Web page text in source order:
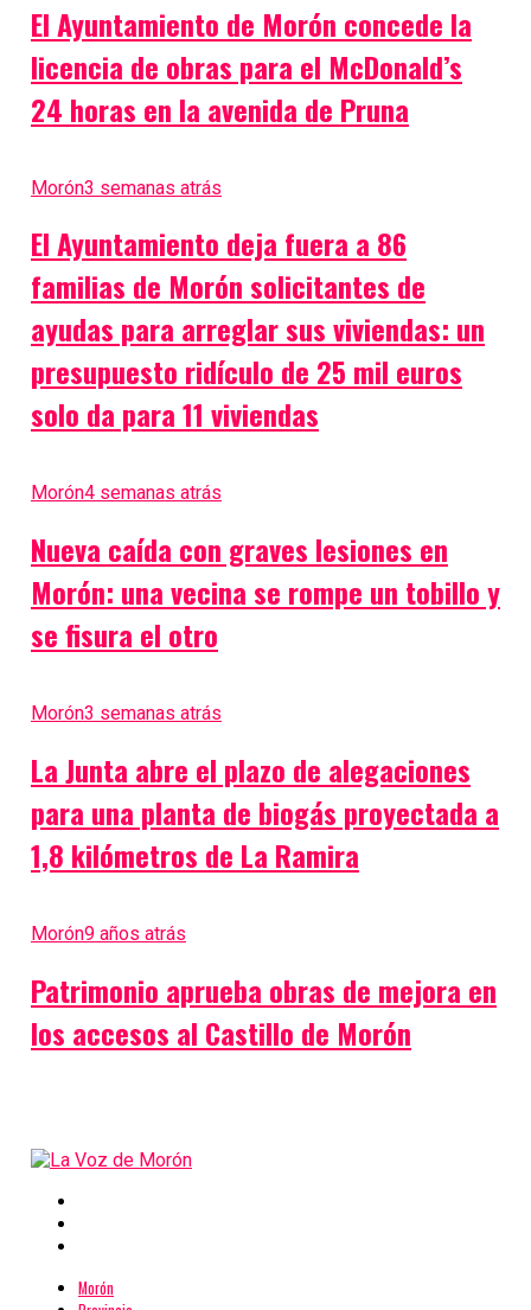
El Ayuntamiento de Morón concede la
licencia de obras para el McDonald’s
24 horas en la avenida de Pruna
Morón3 semanas atrás
El Ayuntamiento deja fuera a 86
familias de Morón solicitantes de
ayudas para arreglar sus viviendas: un
presupuesto ridículo de 25 mil euros
solo da para 11 viviendas
Morón4 semanas atrás
Nueva caída con graves lesiones en
Morón: una vecina se rompe un tobillo y
se fisura el otro
Morón3 semanas atrás
La Junta abre el plazo de alegaciones
para una planta de biogás proyectada a
1,8 kilómetros de La Ramira
Morón9 años atrás
Patrimonio aprueba obras de mejora en
los accesos al Castillo de Morón
Morón